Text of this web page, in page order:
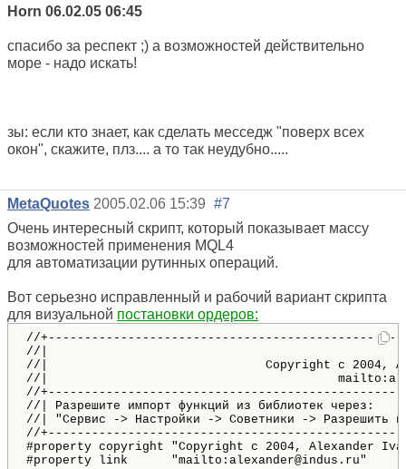
Horn 06.02.05 06:45
спасибо за респект ;) а возможностей действительно
море - надо искать!
зы: если кто знает, как сделать месседж "поверх всех
окон", скажите, плз.... а то так неудубно.....
MetaQuotes 2005.02.06 15:39 #7
Очень интересный скрипт, который показывает массу
возможностей применения MQL4
для автоматизации рутинных операций.
Вот серьезно исправленный и рабочий вариант скрипта
для визуальной постановки ордеров:
//
//|
//|                              Copyright c 2004,
//|
//
//| Разрешите импорт функций из библиотек
//| "Сервис -> Настройки -> Советники ->
//
#property copyright "Copyright c 2004, Alexander
#property link      "mailto:alexander@indus.ru"